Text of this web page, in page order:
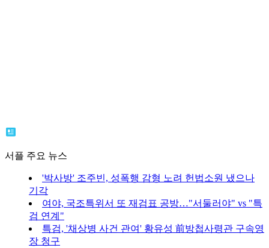
서플 주요 뉴스
'박사방' 조주빈, 성폭행 감형 노려 헌법소원 냈으나
기각
여야, 국조특위서 또 재검표 공방…"서둘러야" vs "특
검 연계"
특검, '채상병 사건 관여' 황유성 前방첩사령관 구속영
장 청구